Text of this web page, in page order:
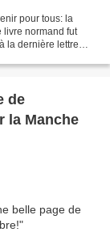
pour tous: la
livre normand fut
la dernière lettre
de
la Manche